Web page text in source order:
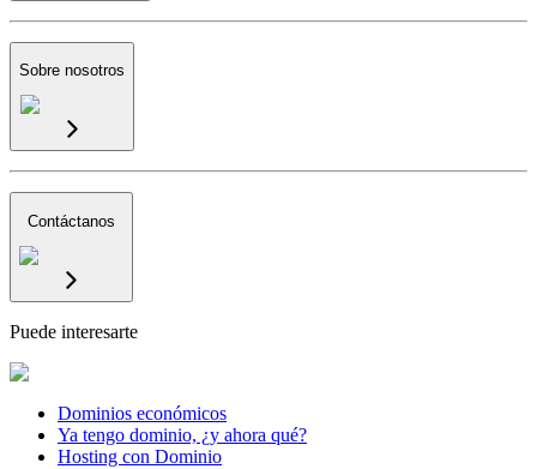
Sobre nosotros
Contáctanos
Puede interesarte
Dominios económicos
Ya tengo dominio, ¿y ahora qué?
Hosting con Dominio